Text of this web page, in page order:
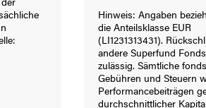
Hinweis: Angaben
die Anteilsklasse EUR
(LI1231313431).
andere Superfund
zulässig. Sämtliche
Gebühren und Steuern
Performancebeiträgen
durchschnittlicher